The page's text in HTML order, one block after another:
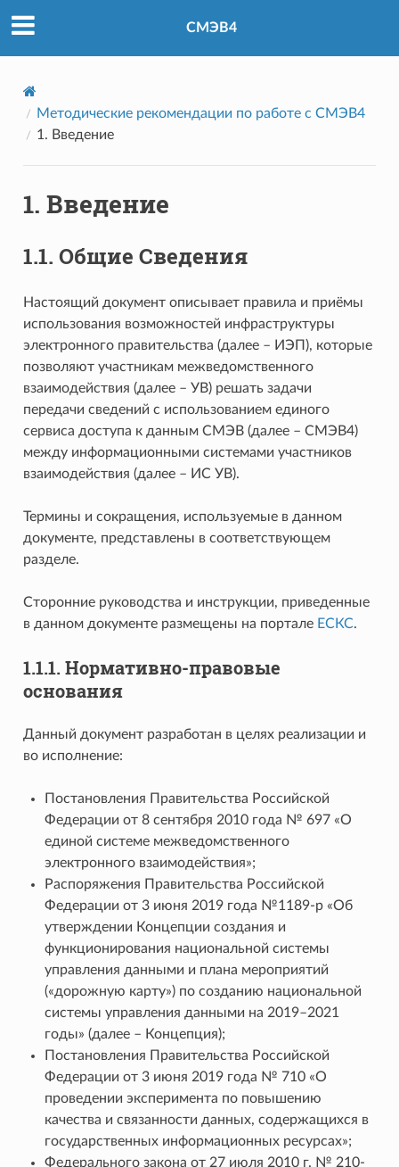
СМЭВ4
СМЭВ4
Методические рекомендации по работе с СМЭВ4
1. Введение
1. Введение
1.1. Общие Сведения
Настоящий документ описывает правила и приёмы
использования возможностей инфраструктуры
электронного правительства (далее – ИЭП), которые
позволяют участникам межведомственного
взаимодействия (далее – УВ) решать задачи
передачи сведений с использованием единого
сервиса доступа к данным СМЭВ (далее – СМЭВ4)
между информационными системами участников
взаимодействия (далее – ИС УВ).
Термины и сокращения, используемые в данном
документе, представлены в соответствующем
разделе.
Сторонние руководства и инструкции, приведенные
в данном документе размещены на портале ЕСКС.
1.1.1. Нормативно-правовые
основания
Данный документ разработан в целях реализации и
во исполнение:
Постановления Правительства Российской
Федерации от 8 сентября 2010 года № 697 «О
единой системе межведомственного
электронного взаимодействия»;
Распоряжения Правительства Российской
Федерации от 3 июня 2019 года №1189-р «Об
утверждении Концепции создания и
функционирования национальной системы
управления данными и плана мероприятий
(«дорожную карту») по созданию национальной
системы управления данными на 2019–2021
годы» (далее – Концепция);
Постановления Правительства Российской
Федерации от 3 июня 2019 года № 710 «О
проведении эксперимента по повышению
качества и связанности данных, содержащихся в
государственных информационных ресурсах»;
Федерального закона от 27 июля 2010 г. № 210-